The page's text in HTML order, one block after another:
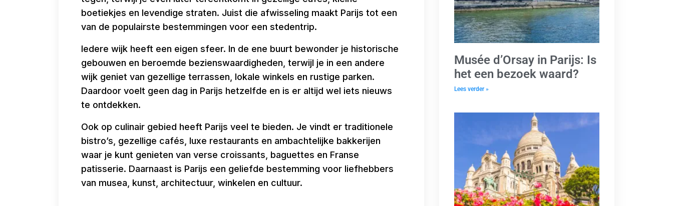
boetiekjes en levendige straten. Juist die afwisseling maakt Parijs tot een
van de populairste bestemmingen voor een stedentrip.
Iedere wijk heeft een eigen sfeer. In de ene buurt bewonder je historische
gebouwen en beroemde bezienswaardigheden, terwijl je in een andere
wijk geniet van gezellige terrassen, lokale winkels en rustige parken.
Daardoor voelt geen dag in Parijs hetzelfde en is er altijd wel iets nieuws
te ontdekken.
Ook op culinair gebied heeft Parijs veel te bieden. Je vindt er traditionele
bistro’s, gezellige cafés, luxe restaurants en ambachtelijke bakkerijen
waar je kunt genieten van verse croissants, baguettes en Franse
patisserie. Daarnaast is Parijs een geliefde bestemming voor liefhebbers
van musea, kunst, architectuur, winkelen en cultuur.
Musée d’Orsay in Parijs: Is
het een bezoek waard?
Lees verder »